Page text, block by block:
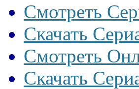
Смотреть
Скачать
Смотреть
Скачать